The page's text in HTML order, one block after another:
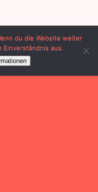
du die Website weiter
aus.